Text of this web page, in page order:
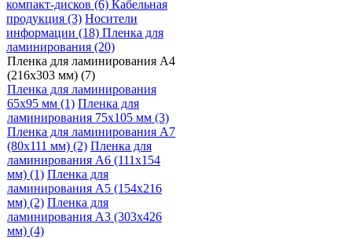
компакт-дисков (6) Кабельная
продукция (3) Носители
информации (18) Пленка для
ламинирования (20)
Пленка для ламинирования A4
(216х303 мм) (7)
Пленка для ламинирования
65х95 мм (1) Пленка для
ламинирования 75х105 мм (3)
Пленка для ламинирования A7
(80х111 мм) (2) Пленка для
ламинирования A6 (111х154
мм) (1) Пленка для
ламинирования A5 (154х216
мм) (2) Пленка для
ламинирования A3 (303х426
мм) (4)